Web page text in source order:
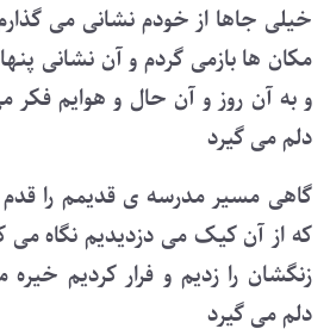
خیلی جاها از خودم نشانی می
مکان ها بازمی گردم و آن نشانی
و به آن روز و آن حال و هوایم فکر
دلم می گیرد
گاهی مسیر مدرسه ی قدیمم را قدم
که از آن کیک می دزدیدیم نگاه می
زنگشان را زدیم و فرار کردیم
دلم می گیرد